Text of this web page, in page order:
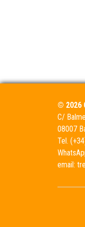
© 2026
C/
08007
Tel.
email: